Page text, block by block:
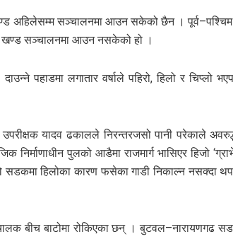
अहिलेसम्म सञ्चालनमा आउन सकेको छैन । पूर्व–पश्चिम
खण्ड सञ्चालनमा आउन नसकेको हो ।
पहाडमा लगातार वर्षाले पहिरो, हिलो र चिप्लो
उपरीक्षक यादव ढकालले निरन्तरजसो पानी परेकाले
पुलको आडैमा राजमार्ग भासिएर हिजो
हिलोका कारण फसेका गाडी निकाल्न नसक्दा
बीच बाटोमा रोकिएका छन् । बुटवल–नारायणगढ